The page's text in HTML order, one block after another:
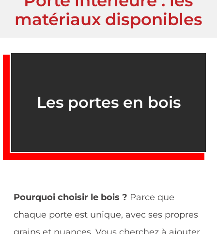
matériaux disponibles
Les portes en bois
Pourquoi choisir le bois ? Parce que
chaque porte est unique, avec ses propres
grains et nuances. Vous cherchez à ajouter